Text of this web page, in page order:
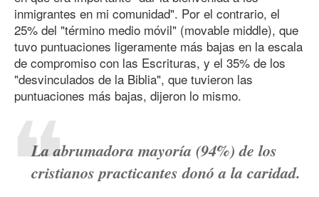
inmigrantes en mi comunidad". Por el contrario, el
25% del "término medio móvil" (movable middle), que
tuvo puntuaciones ligeramente más bajas en la escala
de compromiso con las Escrituras, y el 35% de los
"desvinculados de la Biblia", que tuvieron las
puntuaciones más bajas, dijeron lo mismo.
La abrumadora mayoría (94%) de los
cristianos practicantes donó a la caridad.